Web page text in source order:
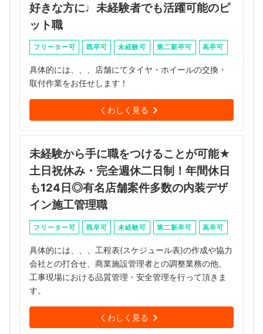
好きな方に♩未経験者でも活躍可能のピ
ット職
フリーター可 既卒可 未経験可 第二新卒可 高卒可
具体的には、、、店舗にてタイヤ・ホイールの交換・
取付作業をお任せします！
くわしく見る
未経験から手に職をつけることが可能★
土日祝休み・完全週休二日制！年間休日
も124日◎有名店舗案件多数の内装デザ
イン施工管理職
フリーター可 既卒可 未経験可 第二新卒可 高卒可
具体的には、、、工程表(スケジュール表)の作成や協力
会社との打合せ、商業施設管理者との調整業務の他、
工事現場における品質管理・安全管理を行って頂きま
す。
くわしく見る